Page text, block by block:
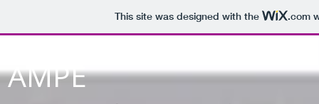
This site was designed with the .com
AMPE